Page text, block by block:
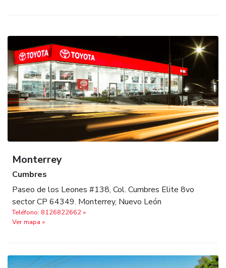
Monterrey
Cumbres
Paseo de los Leones #138, Col. Cumbres Elite 8vo
sector CP 64349. Monterrey, Nuevo León
Teléfono: 8126822662‬ »
Ver mapa »